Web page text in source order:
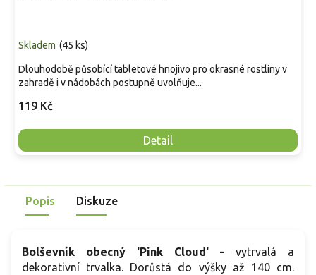
Skladem (45 ks)
119 Kč
Detail
Dlouhodobě působící tabletové hnojivo pro okrasné rostliny v
zahradě i v nádobách postupně uvolňuje...
Popis Diskuze
Bolševník obecný 'Pink Cloud' -vytrvalá a
dekorativní trvalka. Dorůstá do výšky až 140 cm.